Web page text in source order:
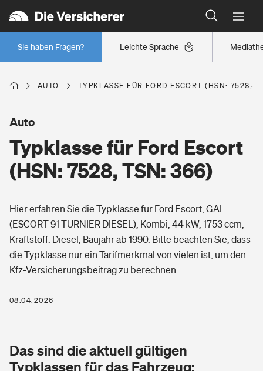
Leichte Sprache
Sie haben Fragen?
Wer versichert was: Jetzt Versicherer finden
Regionalklassen: So ist Ihre Region eingestuft
Wer versichert was: Jetzt Versicherer finden
Berufsunfähigkeitsversicherung
Erwerbsunfähigkeitsversicherung
Grundfähigkeitsversicherung
Arbeitsrechtsschutz
Berufshaftpflichtversicherung
Zur Übersicht
Tools
Wohnen
Elementarversicherung
Glasversicherung
Freizeit
Pri­vate Haft­pflicht­
Gesundheit
Private Krankenversicherung
Dread-Disease-Versicherung
AUTO TYPKLASSE FÜR FORD ESCORT (HSN: 7528,
Typklasse für Ford Escort
(HSN: 7528, TSN: 366)
Auto
Hier erfahren Sie die Typklasse für Ford Escort, GAL
(ESCORT 91 TURNIER DIESEL), Kombi, 44 kW, 1753 ccm,
Kraftstoff: Diesel, Baujahr ab 1990. Bitte beachten Sie, dass
die Typklasse nur ein Tarifmerkmal von vielen ist, um den
Kfz-Versicherungsbeitrag zu berechnen.
08.04.2026
Das sind die aktuell gültigen
Typklassen für das Fahrzeug: